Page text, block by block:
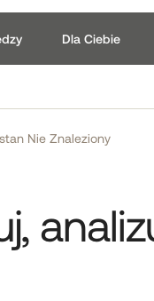
Dla Ciebie
Nie Znaleziony